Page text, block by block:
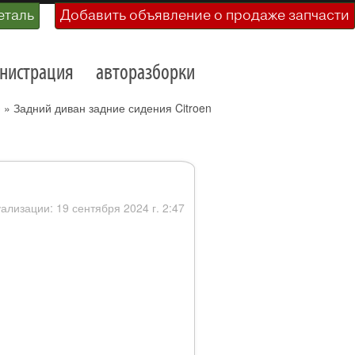
Добавить объявление о продаже запчасти
авторазборки
» Задний диван задние сидения Citroen
19 сентября 2024 г. 2:47